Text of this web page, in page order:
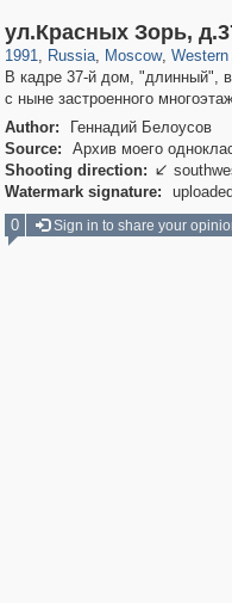
ул.Красных Зорь,
1991, Russia
1,406,531 29,243
, Moscow
319,780 8,286
, Western
27,129 310
В кадре 37-й дом, "длинный",
с ныне застроенного
Author:
Геннадий Белоусов
Source:
Архив моего
Shooting direction: 
Watermark signature:
0
Sign in to share your